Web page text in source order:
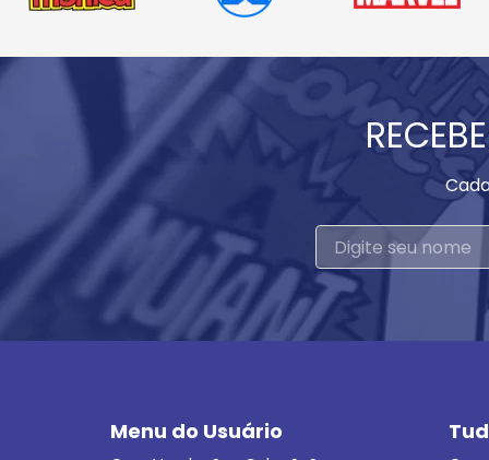
Menu do Usuário